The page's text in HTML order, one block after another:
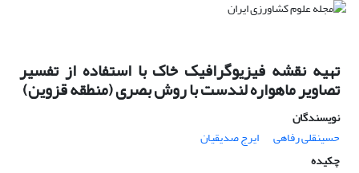
تهیه نقشه فیزیوگرافیک خاک با استفاده از تفسیر
تصاویر ماهواره لندست با روش بصری (منطقه قزوین)
نویسندگان
حسینقلی رفاهی
ایرج صدیقیان
چکیده